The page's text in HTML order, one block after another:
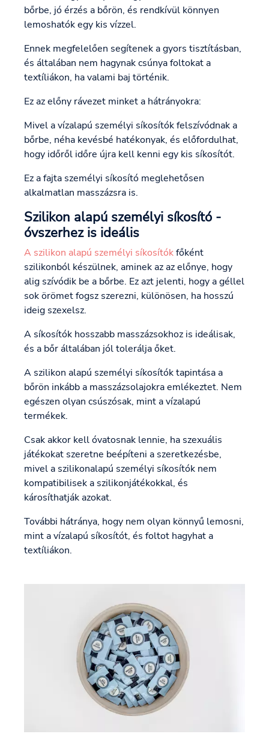
bőrbe, jó érzés a bőrön, és rendkívül könnyen
lemoshatók egy kis vízzel.
Ennek megfelelően segítenek a gyors tisztításban,
és általában nem hagynak csúnya foltokat a
textíliákon, ha valami baj történik.
Ez az előny rávezet minket a hátrányokra:
Mivel a vízalapú személyi síkosítók felszívódnak a
bőrbe, néha kevésbé hatékonyak, és előfordulhat,
hogy időről időre újra kell kenni egy kis síkosítót.
Ez a fajta személyi síkosító meglehetősen
alkalmatlan masszázsra is.
Szilikon alapú személyi síkosító -
óvszerhez is ideális
A szilikon alapú személyi síkosítókfőként
szilikonból készülnek, aminek az az előnye, hogy
alig szívódik be a bőrbe. Ez azt jelenti, hogy a géllel
sok örömet fogsz szerezni, különösen, ha hosszú
ideig szexelsz.
A síkosítók hosszabb masszázsokhoz is ideálisak,
és a bőr általában jól tolerálja őket.
A szilikon alapú személyi síkosítók tapintása a
bőrön inkább a masszázsolajokra emlékeztet. Nem
egészen olyan csúszósak, mint a vízalapú
termékek.
Csak akkor kell óvatosnak lennie, ha szexuális
játékokat szeretne beépíteni a szeretkezésbe,
mivel a szilikonalapú személyi síkosítók nem
kompatibilisek a szilikonjátékokkal, és
károsíthatják azokat.
További hátránya, hogy nem olyan könnyű lemosni,
mint a vízalapú síkosítót, és foltot hagyhat a
textíliákon.